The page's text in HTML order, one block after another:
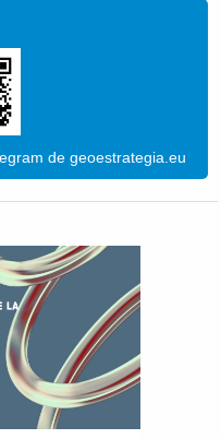
de geoestrategia.eu